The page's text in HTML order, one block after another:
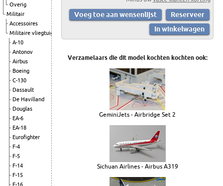
Overig
Militair
Accessoires
Militaire vliegtuigen
A-10
Antonov
Airbus
Boeing
C-130
Dassault
De Havilland
Douglas
EA-6
EA-18
Eurofighter
F-4
F-5
F-14
F-15
F-16
Verzamelaars die dit model kochten kochten ook:
GeminiJets - Airbridge Set 2
Sichuan Airlines - Airbus A319